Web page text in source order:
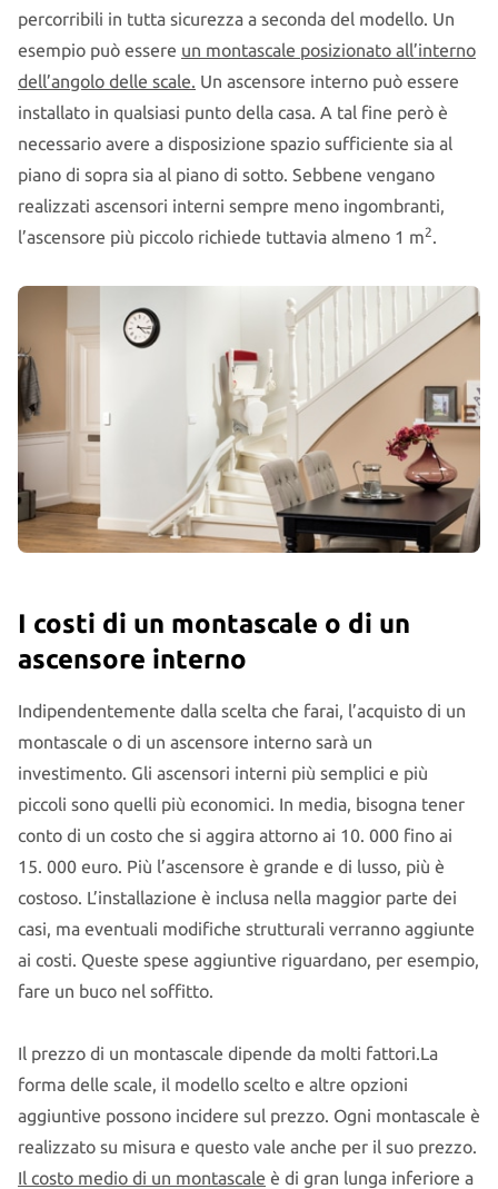
percorribili in tutta sicurezza a seconda del modello. Un
esempio può essere un montascale posizionato all’interno
dell’angolo delle scale. Un ascensore interno può essere
installato in qualsiasi punto della casa. A tal fine però è
necessario avere a disposizione spazio sufficiente sia al
piano di sopra sia al piano di sotto. Sebbene vengano
realizzati ascensori interni sempre meno ingombranti,
l’ascensore più piccolo richiede tuttavia almeno 1 m2.
I costi di un montascale o di un
ascensore interno
Indipendentemente dalla scelta che farai, l’acquisto di un
montascale o di un ascensore interno sarà un
investimento. Gli ascensori interni più semplici e più
piccoli sono quelli più economici. In media, bisogna tener
conto di un costo che si aggira attorno ai 10. 000 fino ai
15. 000 euro. Più l’ascensore è grande e di lusso, più è
costoso. L’installazione è inclusa nella maggior parte dei
casi, ma eventuali modifiche strutturali verranno aggiunte
ai costi. Queste spese aggiuntive riguardano, per esempio,
fare un buco nel soffitto.
Il prezzo di un montascale dipende da molti fattori.La
forma delle scale, il modello scelto e altre opzioni
aggiuntive possono incidere sul prezzo. Ogni montascale è
realizzato su misura e questo vale anche per il suo prezzo.
Il costo medio di un montascale è di gran lunga inferiore a